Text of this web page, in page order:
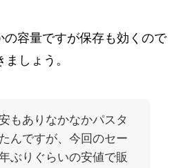
の容量ですが保存も効くので
しょう。
もありなかなかパスタ
んですが、今回のセー
ぶりぐらいの安値で販